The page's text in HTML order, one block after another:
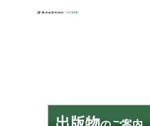
出版物